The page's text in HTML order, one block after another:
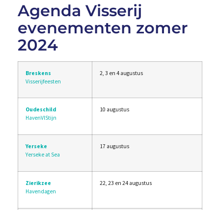
Agenda Visserij
evenementen zomer
2024
Breskens
Visserijfeesten
2, 3 en 4 augustus
Oudeschild
HavenVIStijn
10 augustus
Yerseke
Yerseke at Sea
17 augustus
Zierikzee
Havendagen
22, 23 en 24 augustus